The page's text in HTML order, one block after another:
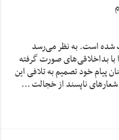
شده است. به نظر می‌رسد
با بداخلاقی‌های صورت گرفته
پیام خود تصمیم به تلافی این
شعارهای ناپسند از خجالت …